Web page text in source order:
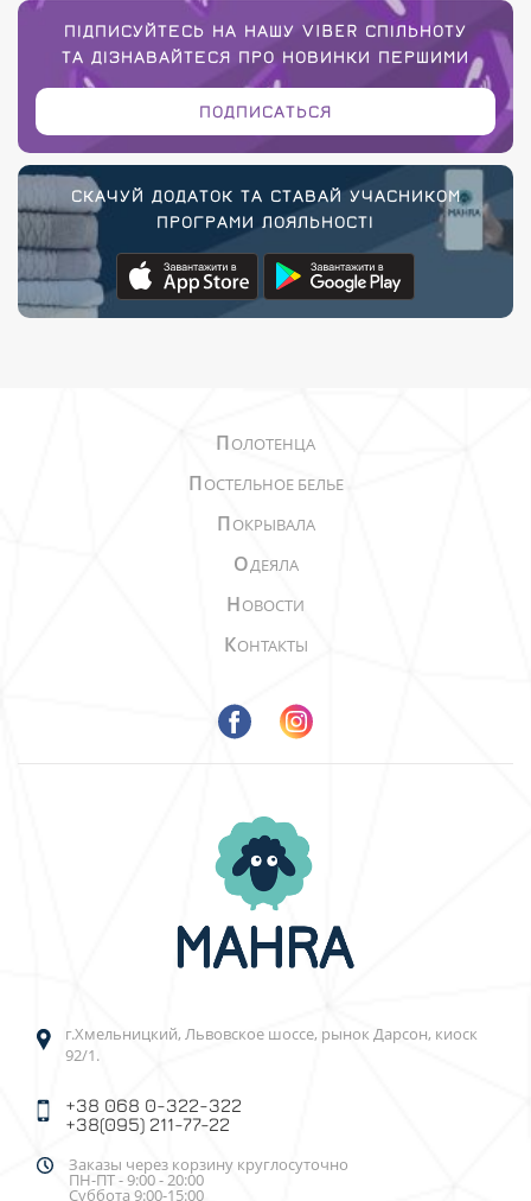
ПІДПИСУЙТЕСЬ НА НАШУ VIBER СПІЛЬНОТУ
ТА ДІЗНАВАЙТЕСЯ ПРО НОВИНКИ ПЕРШИМИ
ПОДПИСАТЬСЯ
СКАЧУЙ ДОДАТОК ТА СТАВАЙ УЧАСНИКОМ
ПРОГРАМИ ЛОЯЛЬНОСТІ
ПОЛОТЕНЦА
ПОСТЕЛЬНОЕ БЕЛЬЕ
ПОКРЫВАЛА
ОДЕЯЛА
НОВОСТИ
КОНТАКТЫ
г.Хмельницкий, Львовское шоссе, рынок Дарсон, киоск
92/1.
+38 068 0-322-322
+38(095) 211-77-22
Заказы через корзину круглосуточно
ПН-ПТ - 9:00 - 20:00
Суббота 9:00-15:00